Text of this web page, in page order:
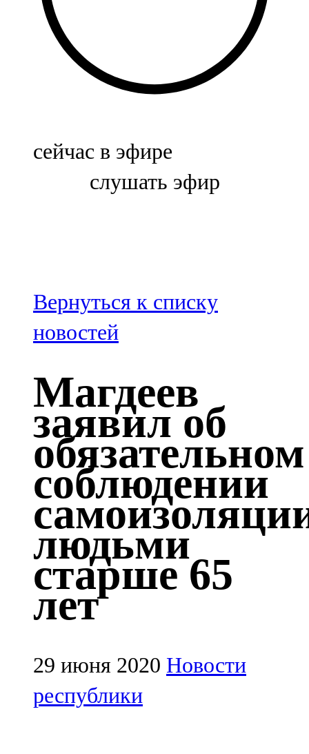
Баулы
107,5 FM
Биләр
Болгар
100,3 FM
Зәй
106,6 FM
Кадыбаш
105,2 FM
Казан
91,5 FM
Кайбыч
106,1 FM
Кама тамагы
71,51 FM
Кукмара
107,9 FM
Лениногорский
102,1 FM
сейчас в эфире
слушать эфир
Вернуться к списку
новостей
Магдеев
заявил об
обязательном
соблюдении
людьми
старше 65
лет
29 июня 2020 Новости
республики